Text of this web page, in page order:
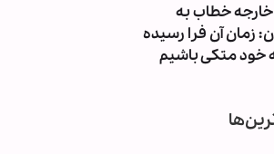
خارجه خطاب به
زمان آن فرا رسیده
خود متکی باشیم